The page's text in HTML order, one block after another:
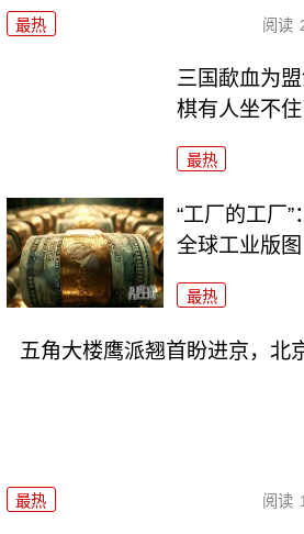
最热 阅读
三国歃血为
棋有人坐不住
最热
“工厂的工厂
全球工业版图
最热
五角大楼鹰派翘首盼进京，北
最热 阅读